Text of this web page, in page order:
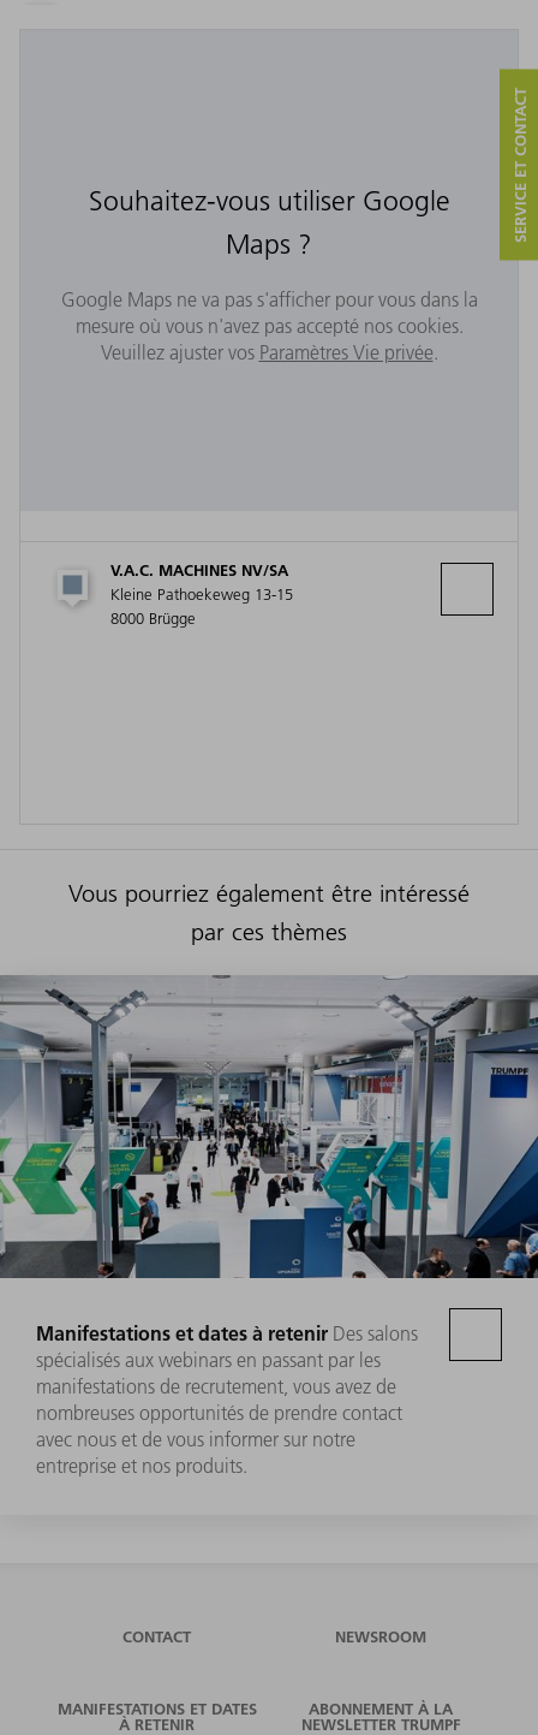
Souhaitez-vous utiliser Google
Maps ?
Google Maps ne va pas s'afficher pour vous dans la
mesure où vous n'avez pas accepté nos cookies.
Veuillez ajuster vos Paramètres Vie privée.
V.A.C. MACHINES NV/SA
Kleine Pathoekeweg 13-15
8000 Brügge
Vous pourriez également être intéressé
par ces thèmes
Manifestations et dates à retenir Des salons
spécialisés aux webinars en passant par les
manifestations de recrutement, vous avez de
nombreuses opportunités de prendre contact
avec nous et de vous informer sur notre
entreprise et nos produits.
SERVICE ET CONTACT
CONTACT NEWSROOM
MANIFESTATIONS ET DATES
À RETENIR
ABONNEMENT À LA
NEWSLETTER TRUMPF